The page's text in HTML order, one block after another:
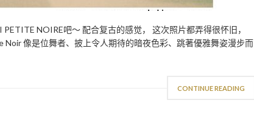
NOIRE吧～ 配合复古的感觉， 这次照片都弄得很怀旧，
Noir 像是位舞者、披上令人期待的暗夜色彩、跳著優雅舞姿漫步而
CONTINUE READING